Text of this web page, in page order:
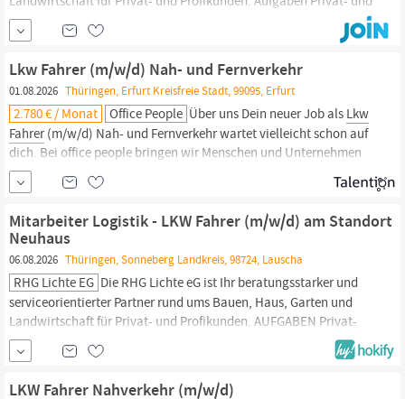
Firmenkunden freundlich und fachgerecht bedienen
Warentransporte zu unseren Kunden An- und Auslieferung von
Dieselkraftstoff und Heizöl Be- und Entladen von
Qualifikation Sie haben
Lkw Fahrer (m/w/d) Nah- und Fernverkehr
01.08.2026 Thüringen, Erfurt Kreisfreie Stadt, 99095, Erfurt
2.780 € / Monat Office People Über uns Dein neuer Job als Lkw
Fahrer(m/w/d) Nah- und Fernverkehr wartet vielleicht schon auf
dich. Bei office people bringen wir Menschen und Unternehmen
zusammen – persönlich, unkompliziert und auf Augenhöhe.
Gemeinsam finden wir den Job, der wirklich zu dir passt. Was
solltest du mitbringen? Führerschein Klasse CE inklusive...
Mitarbeiter Logistik - LKW Fahrer (m/w/d) am Standort
Neuhaus
06.08.2026 Thüringen, Sonneberg Landkreis, 98724, Lauscha
RHG Lichte EG Die RHG Lichte eG ist Ihr beratungsstarker und
serviceorientierter Partner rund ums Bauen, Haus, Garten und
Landwirtschaft für Privat- und Profikunden. AUFGABEN Privat-
und Firmenkunden freundlich und fachgerecht bedienen
Warentransporte zu unseren Kunden An- und Auslieferung von
Dieselkraftstoff und Heizöl Be- und Entladen von
LKW Fahrer Nahverkehr (m/w/d)